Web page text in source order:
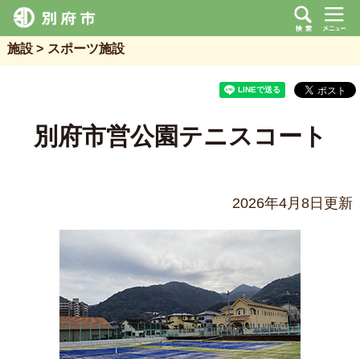
施設 スポーツ施設
別府市営公園テニスコート
2026年4月8日更新